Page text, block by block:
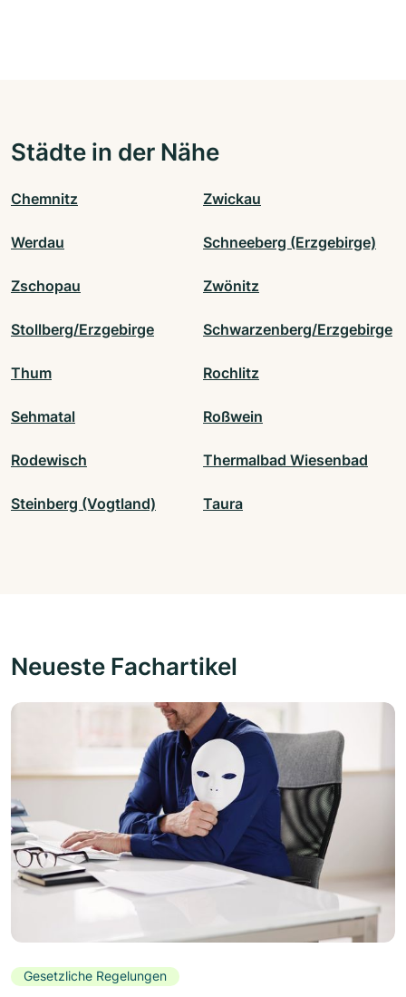
Städte in der Nähe
Chemnitz Zwickau
Werdau Schneeberg (Erzgebirge)
Zschopau Zwönitz
Stollberg/Erzgebirge Schwarzenberg/Erzgebirge
Thum Rochlitz
Sehmatal Roßwein
Rodewisch Thermalbad Wiesenbad
Steinberg (Vogtland) Taura
Neueste Fachartikel
Gesetzliche Regelungen